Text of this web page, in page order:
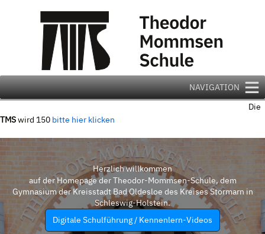
NAVIGATION
Die
TMSwird 150 bitte hier klicken
Herzlich willkommen
auf der Homepage der Theodor-Mommsen-Schule, dem
Gymnasium der Kreisstadt Bad Oldesloe des Kreises Stormarn in
Schleswig-Holstein.
Digitale Schulführung / Kennenlern-Videos